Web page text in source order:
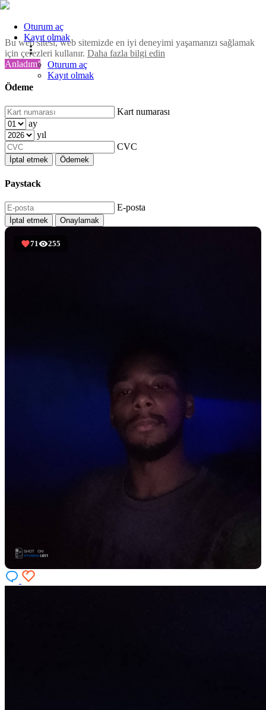
Bu web sitesi, web sitemizde en iyi deneyimi yaşamanızı sağlamak
için çerezleri kullanır. Daha fazla bilgi edin
Anladım!
Ödeme
Kart numarası
ay
yıl
CVC
İptal etmek Ödemek
Paystack
E-posta
İptal etmek Onaylamak
Oturum aç
Kayıt olmak
Oturum aç
Kayıt olmak
71 255